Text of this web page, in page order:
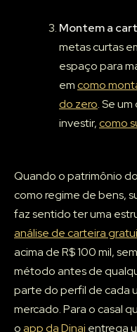
Montem a
metas curtas
espaço para
emcomo
do zero. Se
investir,como
Quando o patrimônio
como regime de bens,
faz sentido ter uma
análise de carteira
acima de R$ 100 mil,
método antes de
parte do perfil de cada
mercado. Para o casal
oapp da Dinai entrega